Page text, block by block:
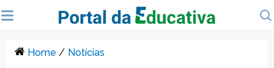
Home / Notícias